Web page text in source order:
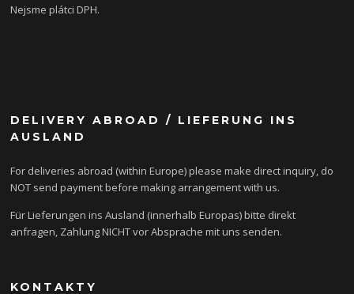
Nejsme plátci DPH.
DELIVERY ABROAD / LIEFERUNG INS
AUSLAND
For deliveries abroad (within Europe) please make direct inquiry, do
NOT send payment before making arrangement with us.
Für Lieferungen ins Ausland (innerhalb Europas) bitte direkt
anfragen, Zahlung NICHT vor Absprache mit uns senden.
KONTAKTY